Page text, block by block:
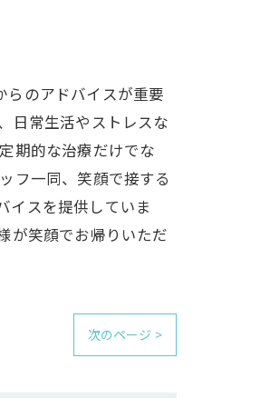
らのアドバイスが重要
日常生活やストレスな
期的な治療だけでな
フ一同、笑顔で接する
イスを提供していま
が笑顔でお帰りいただ
次のページ >